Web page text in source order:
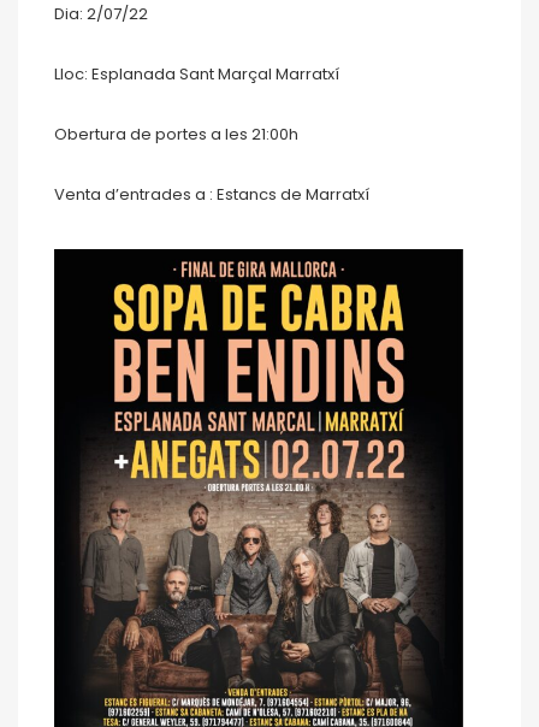
Dia: 2/07/22
Lloc: Esplanada Sant Marçal Marratxí
Obertura de portes a les 21:00h
Venta d’entrades a : Estancs de Marratxí